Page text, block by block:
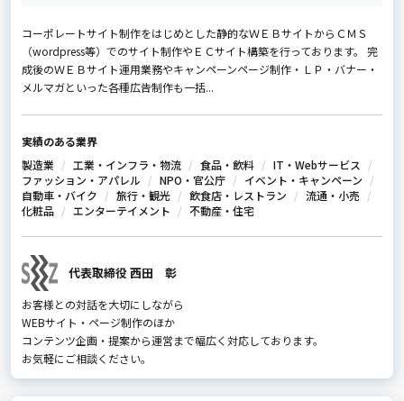
コーポレートサイト制作をはじめとした静的なＷＥＢサイトからＣＭＳ
（wordpress等）でのサイト制作やＥＣサイト構築を行っております。 完
成後のＷＥＢサイト運用業務やキャンペーンページ制作・ＬＰ・バナー・
メルマガといった各種広告制作も一括...
実績のある業界
製造業
工業・インフラ・物流 食品・飲料
IT・Webサービス
ファッション・アパレル
NPO・官公庁
イベント・キャンペーン
自動車・バイク
旅行・観光 飲食店・レストラン
流通・小売
化粧品
エンターテイメント 不動産・住宅
代表取締役 西田 彰
お客様との対話を大切にしながら
WEBサイト・ページ制作のほか
コンテンツ企画・提案から運営まで幅広く対応しております。
お気軽にご相談ください。